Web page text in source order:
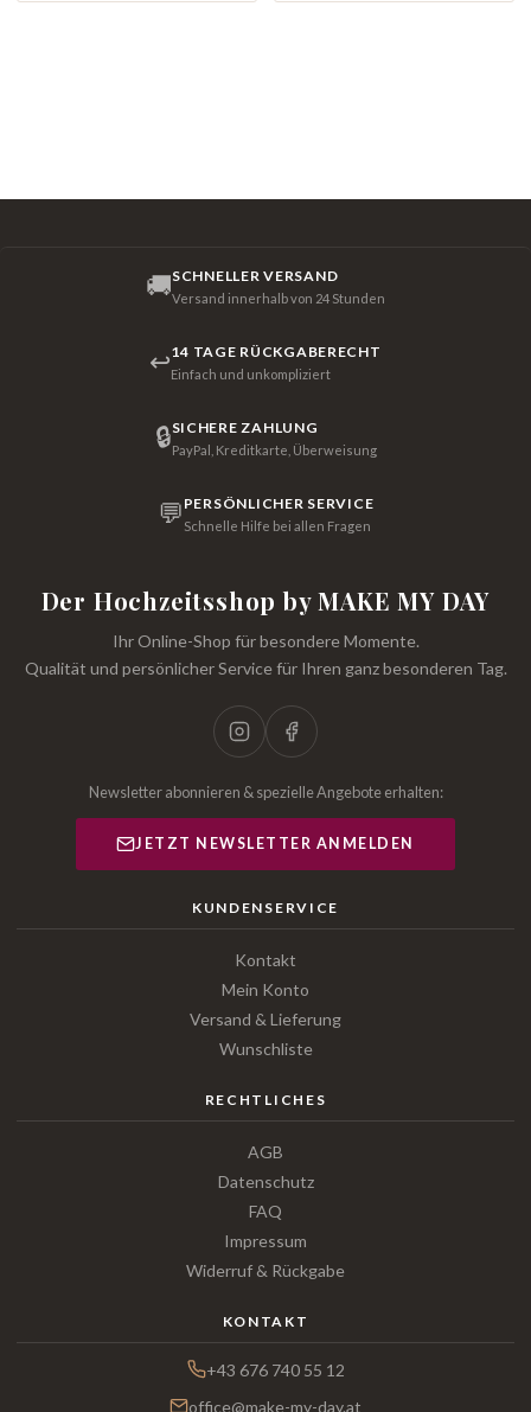
🚚SCHNELLER VERSAND
Versand innerhalb von 24 Stunden
↩14 TAGE RÜCKGABERECHT
Einfach und unkompliziert
🔒SICHERE ZAHLUNG
PayPal, Kreditkarte, Überweisung
💬 PERSÖNLICHER SERVICE
Schnelle Hilfe bei allen Fragen
Der Hochzeitsshop by MAKE MY DAY
Ihr Online-Shop für besondere Momente.
Qualität und persönlicher Service für Ihren ganz besonderen Tag.
Newsletter abonnieren & spezielle Angebote erhalten:
JETZT NEWSLETTER ANMELDEN
KUNDENSERVICE
Kontakt
Mein Konto
Versand & Lieferung
Wunschliste
RECHTLICHES
AGB
Datenschutz
FAQ
Impressum
Widerruf & Rückgabe
KONTAKT
+43 676 740 55 12
office@make-my-day.at